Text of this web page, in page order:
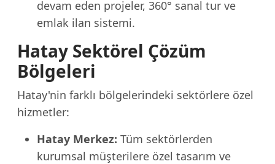
devam eden projeler, 360° sanal tur ve
emlak ilan sistemi.
Hatay Sektörel Çözüm
Bölgeleri
Hatay'nin farklı bölgelerindeki sektörlere özel
hizmetler:
Hatay Merkez: Tüm sektörlerden
kurumsal müşterilere özel tasarım ve